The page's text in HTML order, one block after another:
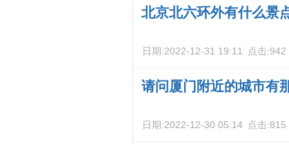
北京北六环外有什么景
日期:2022-12-31 19:11 点击:942
请问厦门附近的城市有
日期:2022-12-30 05:14 点击:815